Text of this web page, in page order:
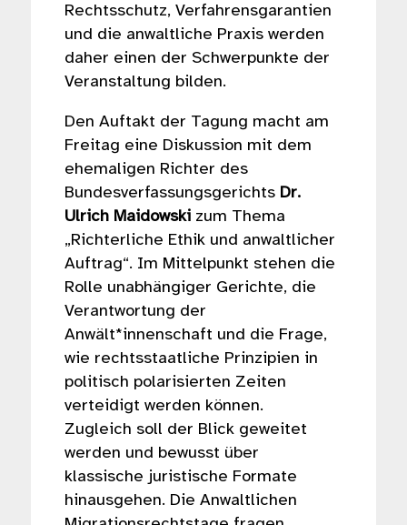
Rechtsschutz, Verfahrensgarantien
und die anwaltliche Praxis werden
daher einen der Schwerpunkte der
Veranstaltung bilden.
Den Auftakt der Tagung macht am
Freitag eine Diskussion mit dem
ehemaligen Richter des
Bundesverfassungsgerichts Dr.
Ulrich Maidowski zum Thema
„Richterliche Ethik und anwaltlicher
Auftrag“. Im Mittelpunkt stehen die
Rolle unabhängiger Gerichte, die
Verantwortung der
Anwält*innenschaft und die Frage,
wie rechtsstaatliche Prinzipien in
politisch polarisierten Zeiten
verteidigt werden können.
Zugleich soll der Blick geweitet
werden und bewusst über
klassische juristische Formate
hinausgehen. Die Anwaltlichen